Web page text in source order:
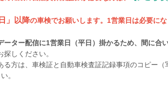
」以降の車検でお願いします。1営業日は必要にな
ター配信に1営業日（平日）掛かるため、間に合い
しください。
方は、車検証と自動車検査証記録事項のコピー（
。